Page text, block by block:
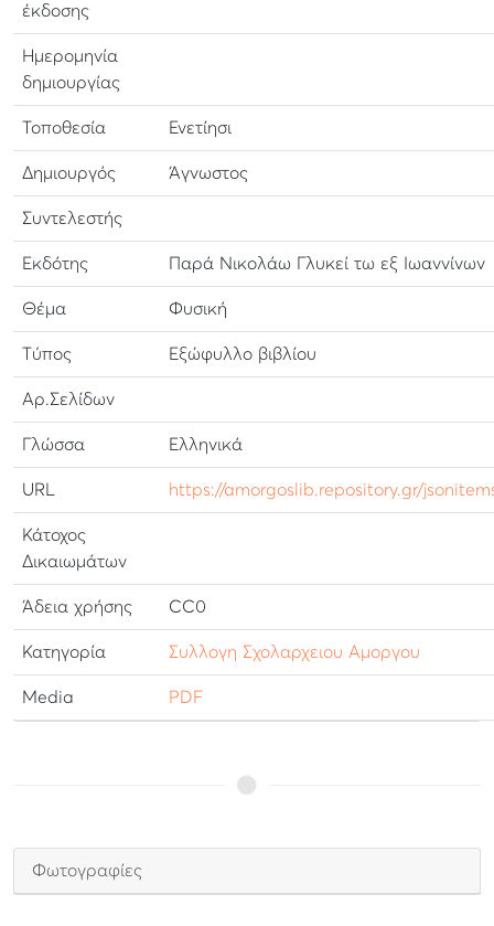
έκδοσης
Ημερομηνία
δημιουργίας
Τοποθεσία Ενετίησι
Δημιουργός Άγνωστος
Συντελεστής
Εκδότης Παρά Νικολάω Γλυκεί τω εξ Ιωαννίνων
Θέμα Φυσική
Τύπος Εξώφυλλο βιβλίου
Αρ.Σελίδων
Γλώσσα Ελληνικά
URL https://amorgoslib.repository.gr/
Κάτοχος
Δικαιωμάτων
Άδεια χρήσης CC0
Κατηγορία Συλλογη Σχολαρχειου Αμοργου
Media PDF
Φωτογραφίες